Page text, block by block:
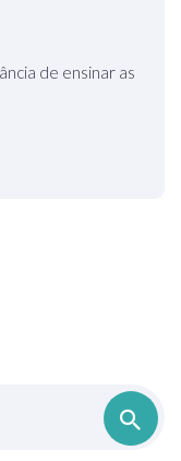
de ensinar as